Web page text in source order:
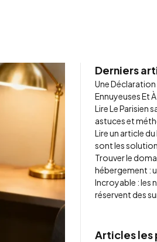
Derniers
Une Déclaration
Ennuyeuses Et
Lire Le Parisien
astuces et
Lire un article
sont les
Trouver le
hébergement :
Incroyable : les
réservent des
Articles les